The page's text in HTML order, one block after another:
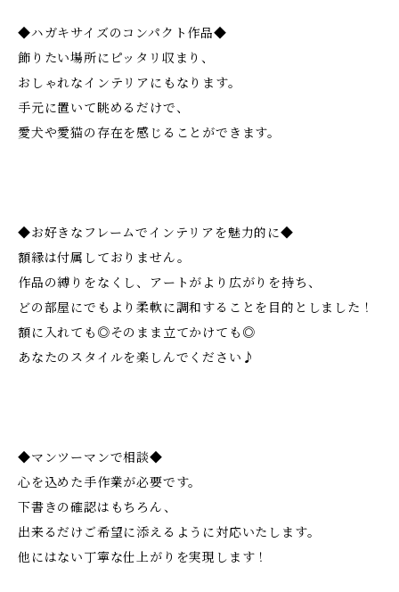
◆ハガキサイズのコンパクト作品◆
飾りたい場所にピッタリ収まり、
おしゃれなインテリアにもなります。
手元に置いて眺めるだけで、
愛犬や愛猫の存在を感じることができます。
◆お好きなフレームでインテリアを魅力的に◆
額縁は付属しておりません。
作品の縛りをなくし、アートがより広がりを持ち、
どの部屋にでもより柔軟に調和することを目的としました！
額に入れても◎そのまま立てかけても◎
あなたのスタイルを楽しんでください♪
◆マンツーマンで相談◆
心を込めた手作業が必要です。
下書きの確認はもちろん、
出来るだけご希望に添えるように対応いたします。
他にはない丁寧な仕上がりを実現します！